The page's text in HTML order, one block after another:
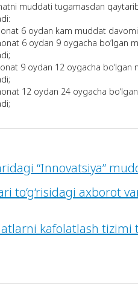
muddati tugamasdan
6 oydan kam muddat
6 oydan 9 oygacha bo‘lgan
9 oydan 12 oygacha
12 oydan 24 oygacha
“Innovatsiya”
to‘g‘risidagi axborot
kafolatlash tizimi